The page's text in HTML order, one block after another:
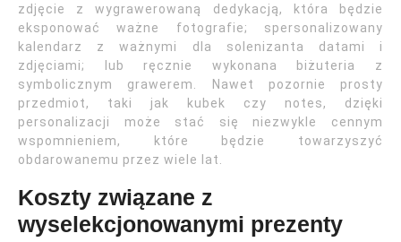
zdjęcie z wygrawerowaną dedykacją, która będzie
eksponować ważne fotografie; spersonalizowany
kalendarz z ważnymi dla solenizanta datami i
zdjęciami; lub ręcznie wykonana biżuteria z
symbolicznym grawerem. Nawet pozornie prosty
przedmiot, taki jak kubek czy notes, dzięki
personalizacji może stać się niezwykle cennym
wspomnieniem, które będzie towarzyszyć
obdarowanemu przez wiele lat.
Koszty związane z
wyselekcjonowanymi prezenty